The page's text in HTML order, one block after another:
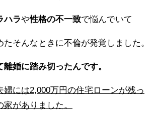
ハラや性格の不一致で悩んでいて
そんなときに不倫が発覚しました。
婚に踏み切ったんです。
婦には2,000万円の住宅ローンが残っ
がありました。